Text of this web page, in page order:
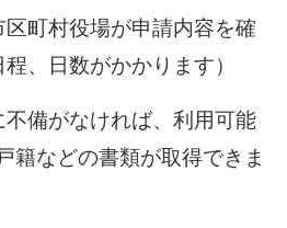
村役場が申請内容を確
、日数がかかります）
がなければ、利用可能
籍などの書類が取得できま